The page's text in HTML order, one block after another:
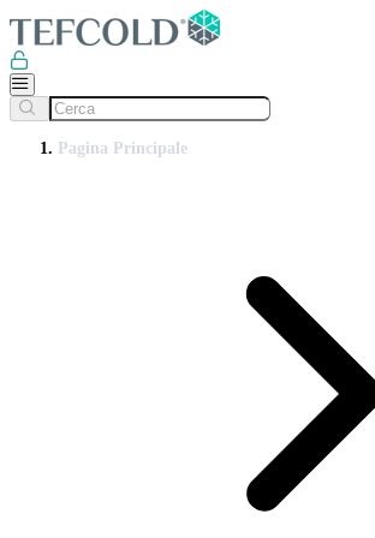
Pagina Principale